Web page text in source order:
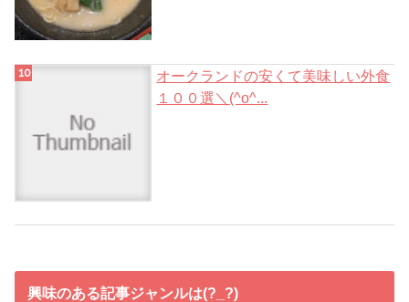
オークランドの安くて美味しい外食
１００選＼(^o^...
興味のある記事ジャンルは(?_?)